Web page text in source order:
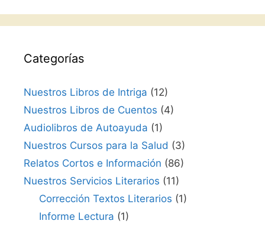
Categorías
Nuestros Libros de Intriga (12)
Nuestros Libros de Cuentos (4)
Audiolibros de Autoayuda (1)
Nuestros Cursos para la Salud (3)
Relatos Cortos e Información (86)
Nuestros Servicios Literarios (11)
Corrección Textos Literarios (1)
Informe Lectura (1)